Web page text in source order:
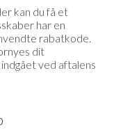
kan du få et
har en
rabatkode.
dit
ved aftalens